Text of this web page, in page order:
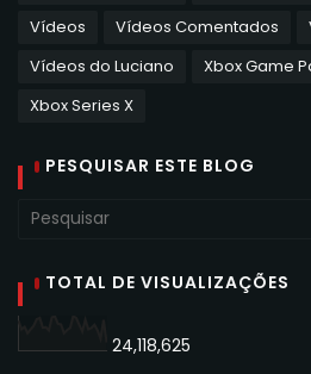
Vídeos
Vídeos Comentados
Vídeos do Luciano
Xbox Game
Xbox Series X
PESQUISAR ESTE BLOG
TOTAL DE VISUALIZAÇÕES
24,118,625